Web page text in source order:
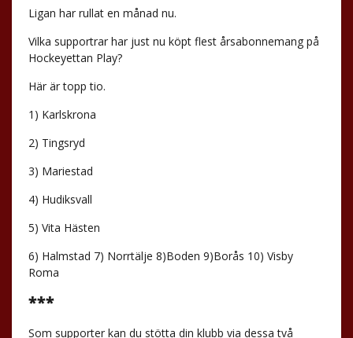
Ligan har rullat en månad nu.
Vilka supportrar har just nu köpt flest årsabonnemang på
Hockeyettan Play?
Här är topp tio.
1) Karlskrona
2) Tingsryd
3) Mariestad
4) Hudiksvall
5) Vita Hästen
6) Halmstad 7) Norrtälje 8)Boden 9)Borås 10) Visby
Roma
***
Som supporter kan du stötta din klubb via dessa två